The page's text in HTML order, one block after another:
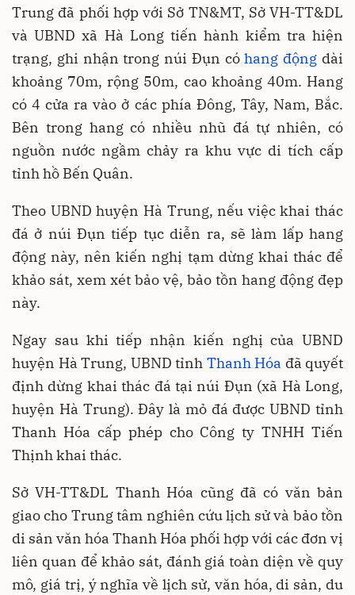
Trung đã phối hợp với Sở TN&MT, Sở VH-TT&DL
và UBND xã Hà Long tiến hành kiểm tra hiện
trạng, ghi nhận trong núi Đụn cóhang động dài
khoảng 70m, rộng 50m, cao khoảng 40m. Hang
có 4 cửa ra vào ở các phía Đông, Tây, Nam, Bắc.
Bên trong hang có nhiều nhũ đá tự nhiên, có
nguồn nước ngầm chảy ra khu vực di tích cấp
tỉnh hồ Bến Quân.
Theo UBND huyện Hà Trung, nếu việc khai thác
đá ở núi Đụn tiếp tục diễn ra, sẽ làm lấp hang
động này, nên kiến nghị tạm dừng khai thác để
khảo sát, xem xét bảo vệ, bảo tồn hang động đẹp
này.
Ngay sau khi tiếp nhận kiến nghị của UBND
huyện Hà Trung, UBND tỉnh Thanh Hóa đã quyết
định dừng khai thác đá tại núi Đụn (xã Hà Long,
huyện Hà Trung). Đây là mỏ đá được UBND tỉnh
Thanh Hóa cấp phép cho Công ty TNHH Tiến
Thịnh khai thác.
Sở VH-TT&DL Thanh Hóa cũng đã có văn bản
giao cho Trung tâm nghiên cứu lịch sử và bảo tồn
di sản văn hóa Thanh Hóa phối hợp với các đơn vị
liên quan để khảo sát, đánh giá toàn diện về quy
mô, giá trị, ý nghĩa về lịch sử, văn hóa, di sản, du